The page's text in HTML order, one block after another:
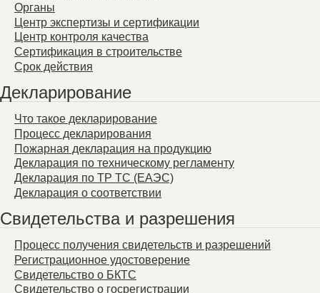
Органы
Центр экспертизы и сертификации
Центр контроля качества
Сертификация в строительстве
Срок действия
Декларирование
Что такое декларирование
Процесс декларирования
Пожарная декларация на продукцию
Декларация по техническому регламенту
Декларация по ТР ТС (ЕАЭС)
Декларация о соответствии
Свидетельства и разрешения
Процесс получения свидетельств и разрешений
Регистрационное удостоверение
Свидетельство о БКТС
Свидетельство о госрегистрации